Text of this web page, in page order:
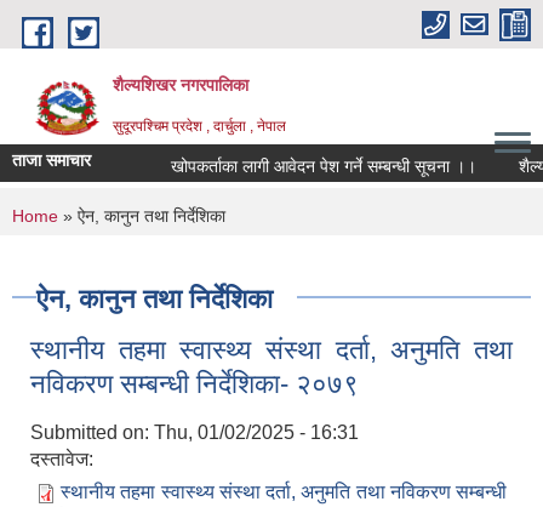
Skip to main content
शैल्यशिखर नगरपालिका
सुदूरपश्चिम प्रदेश , दार्चुला , नेपाल
ताजा समाचार खोपकर्ताका लागी आवेदन पेश गर्ने सम्बन्धी सूचना ।।
You are here
Home » ऐन, कानुन तथा निर्देशिका
ऐन, कानुन तथा निर्देशिका
स्थानीय तहमा स्वास्थ्य संस्था दर्ता, अनुमति तथा
नविकरण सम्बन्धी निर्देशिका- २०७९
Submitted on: Thu, 01/02/2025 - 16:31
दस्तावेज:
स्थानीय तहमा स्वास्थ्य संस्था दर्ता, अनुमति तथा नविकरण सम्बन्धी